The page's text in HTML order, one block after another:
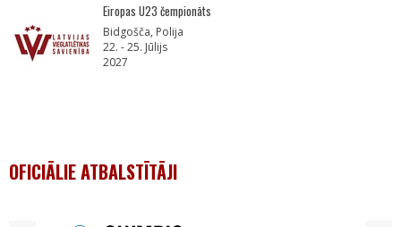
Eiropas U23 čempionāts
Bidgošča, Polija
22. - 25. Jūlijs
2027
OFICIĀLIE ATBALSTĪTĀJI